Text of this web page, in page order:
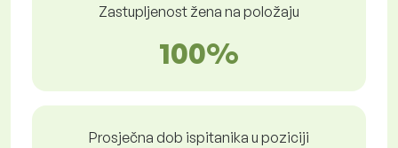
Zastupljenost žena na položaju
100%
Prosječna dob ispitanika u poziciji